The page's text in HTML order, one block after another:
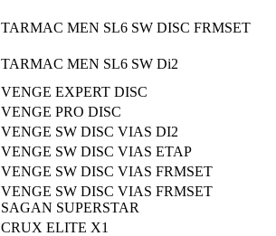
TARMAC MEN SL6 SW DISC FRMSET
TARMAC MEN SL6 SW Di2
VENGE EXPERT DISC
VENGE PRO DISC
VENGE SW DISC VIAS DI2
VENGE SW DISC VIAS ETAP
VENGE SW DISC VIAS FRMSET
VENGE SW DISC VIAS FRMSET
SAGAN SUPERSTAR
CRUX ELITE X1